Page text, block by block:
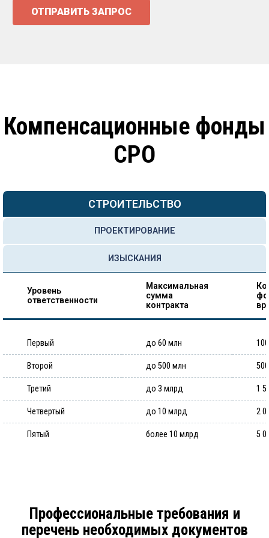
ОТПРАВИТЬ ЗАПРОС
Компенсационные фонды
СРО
СТРОИТЕЛЬСТВО
ПРОЕКТИРОВАНИЕ
ИЗЫСКАНИЯ
Уровень
ответственности
Максимальная
сумма
контракта
Первый до 60 млн
Второй до 500 млн
Третий до 3 млрд 1
Четвертый до 10 млрд 2
Пятый более 10 млрд 5
Профессиональные требования и
перечень необходимых документов